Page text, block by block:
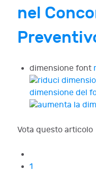
nel
dimensione font
dimensione del
Vota questo articolo
1